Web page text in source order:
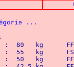
...
1°
2° Nicole Debail		:  55   kg
3° Marie-